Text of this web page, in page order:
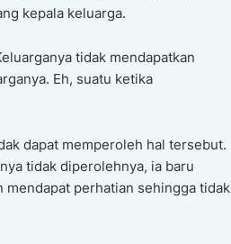
kepala keluarga.
tidak mendapatkan
Eh, suatu ketika
dapat memperoleh hal tersebut.
tidak diperolehnya, ia baru
mendapat perhatian sehingga tidak